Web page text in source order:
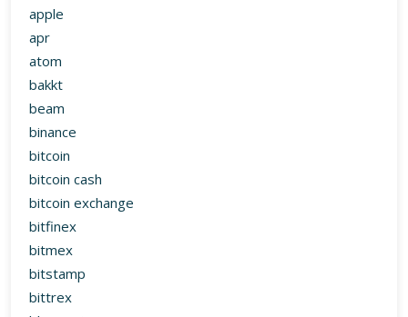
apple
apr
atom
bakkt
beam
binance
bitcoin
bitcoin cash
bitcoin exchange
bitfinex
bitmex
bitstamp
bittrex